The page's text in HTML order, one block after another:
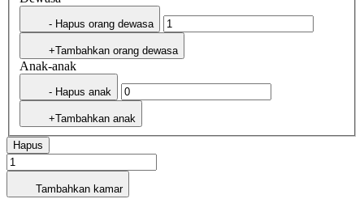
- Hapus orang dewasa
+Tambahkan orang dewasa
Anak-anak
- Hapus anak
+Tambahkan anak
Hapus
Tambahkan kamar